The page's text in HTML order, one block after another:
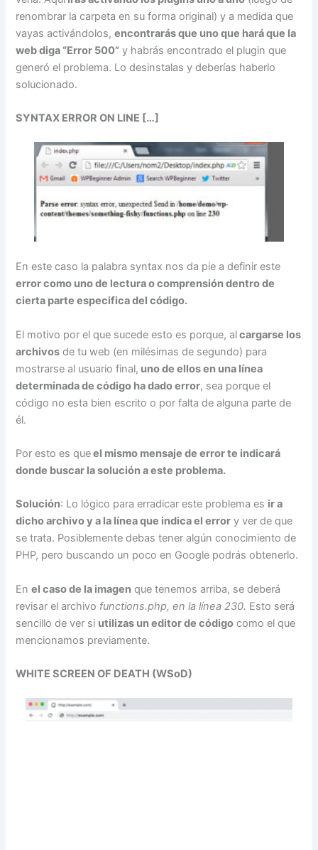
renombrar la carpeta en su forma original) y a medida que
vayas activándolos,encontrarás que uno que hará que la
web diga “Error 500” y habrás encontrado el plugin que
generó el problema. Lo desinstalas y deberías haberlo
solucionado.
SYNTAX ERROR ON LINE […]
En este caso la palabra syntax nos da pie a definir este
error como uno de lectura o comprensión dentro de
cierta parte especifica del código.
El motivo por el que sucede esto es porque, alcargarse los
archivos de tu web (en milésimas de segundo) para
mostrarse al usuario final, uno de ellos en una línea
determinada de código ha dado error, sea porque el
código no esta bien escrito o por falta de alguna parte de
él.
Por esto es queel mismo mensaje de error te indicará
donde buscar la solución a este problema.
Solución: Lo lógico para erradicar este problema es ir a
dicho archivo y a la línea que indica el error y ver de que
se trata. Posiblemente debas tener algún conocimiento de
PHP, pero buscando un poco en Google podrás obtenerlo.
Enel caso de la imagen que tenemos arriba, se deberá
revisar el archivo functions.php, en la línea 230. Esto será
sencillo de ver si utilizas un editor de código como el que
mencionamos previamente.
WHITE SCREEN OF DEATH (WSoD)